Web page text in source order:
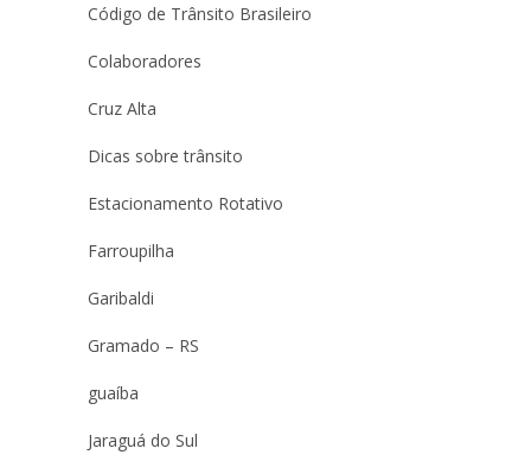
Código de Trânsito Brasileiro
Colaboradores
Cruz Alta
Dicas sobre trânsito
Estacionamento Rotativo
Farroupilha
Garibaldi
Gramado – RS
guaíba
Jaraguá do Sul